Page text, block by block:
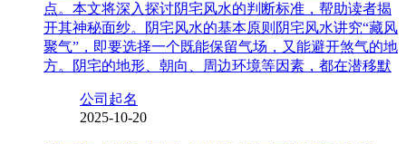
点。本文将深入探讨阴宅风水的判断标准，帮助读者揭
开其神秘面纱。阴宅风水的基本原则阴宅风水讲究“藏风
聚气”，即要选择一个既能保留气场，又能避开煞气的地
方。阴宅的地形、朝向、周边环境等因素，都在潜移默
公司起名
2025-10-20